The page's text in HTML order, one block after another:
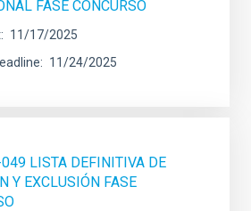
FASE CONCURSO
11/17/2025
11/24/2025
LISTA DEFINITIVA DE
Y EXCLUSIÓN FASE